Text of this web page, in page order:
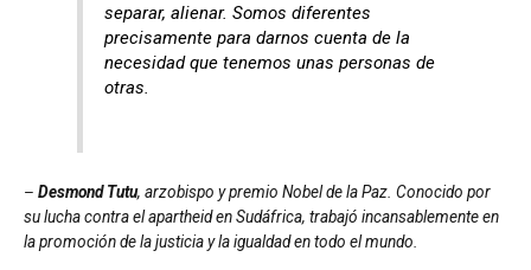
separar, alienar. Somos diferentes
precisamente para darnos cuenta de la
necesidad que tenemos unas personas de
otras.
– Desmond Tutu, arzobispo y premio Nobel de la Paz. Conocido por
su lucha contra el apartheid en Sudáfrica, trabajó incansablemente en
la promoción de la justicia y la igualdad en todo el mundo.